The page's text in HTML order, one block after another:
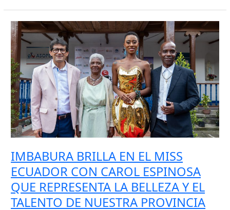
IMBABURA BRILLA EN EL MISS
ECUADOR CON CAROL ESPINOSA
QUE REPRESENTA LA BELLEZA Y EL
TALENTO DE NUESTRA PROVINCIA
IMBABURA
BRILLA
EN
EL
MISS
ECUADOR
CON
CAROL
ESPINOSA
QUE
REPRESENTA
LA
Y
EL
TALENTO
DE
NUESTRA